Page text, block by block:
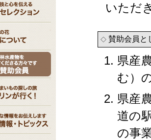
いただ
◇賛助会員と
県産
む）
県産
道の
の事